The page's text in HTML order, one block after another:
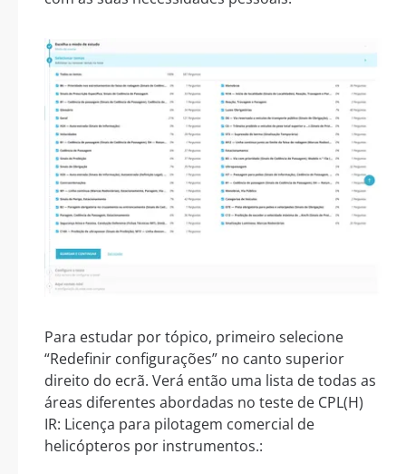
Para estudar por tópico, primeiro selecione
“Redefinir configurações” no canto superior
direito do ecrã. Verá então uma lista de todas as
áreas diferentes abordadas no teste de CPL(H)
IR: Licença para pilotagem comercial de
helicópteros por instrumentos.: